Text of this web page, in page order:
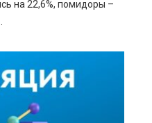
на 22,6%, помидоры –